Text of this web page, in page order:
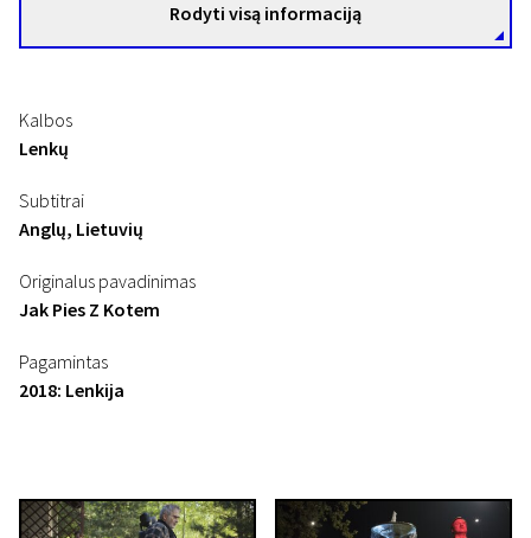
Rodyti visą informaciją
Kalbos
Lenkų
Subtitrai
Anglų, Lietuvių
Originalus pavadinimas
Jak Pies Z Kotem
Pagamintas
2018: Lenkija